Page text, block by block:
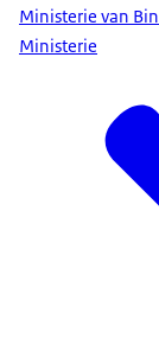
Ministerie van
Ministerie